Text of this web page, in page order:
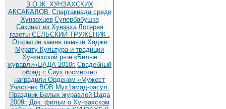
З.О.Ж. ХУНЗАХСКИХ
АКСАКАЛОВ. Спартакиада среди
Хунзахцев Супербабушка
Сакинат из Хунзаха Лотерея
газеты СЕЛЬСКИЙ ТРУЖЕНИК .
Открытие камня памяти Хаджи
Мурату Культура и традиции
Хунзахский р-он «Белые
журавли»ЦАДА 2010г. Cвадебный
обряд c.Сиух посмертно
наградили Орденом «Мужест
Участник ВОВ Мух1амад-расул.
Праздник Белых журавлей Цада
2009г. Док. фильм о Хунзахском